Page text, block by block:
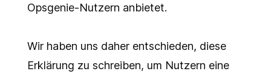
Opsgenie-Nutzern anbietet.
Wir haben uns daher entschieden, diese
Erklärung zu schreiben, um Nutzern eine